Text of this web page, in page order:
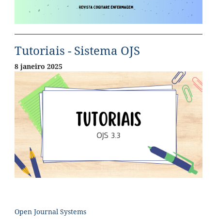
Tutoriais - Sistema OJS
8 janeiro 2025
Open Journal Systems